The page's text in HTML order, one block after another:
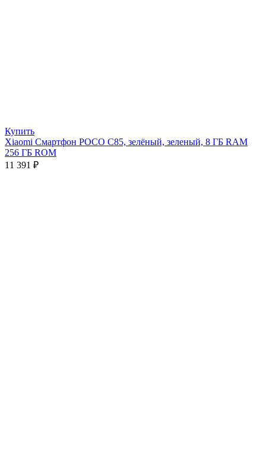
Купить
Xiaomi Смартфон POCO C85, зелёный, зеленый, 8 ГБ RAM
256 ГБ ROM
11 391 ₽